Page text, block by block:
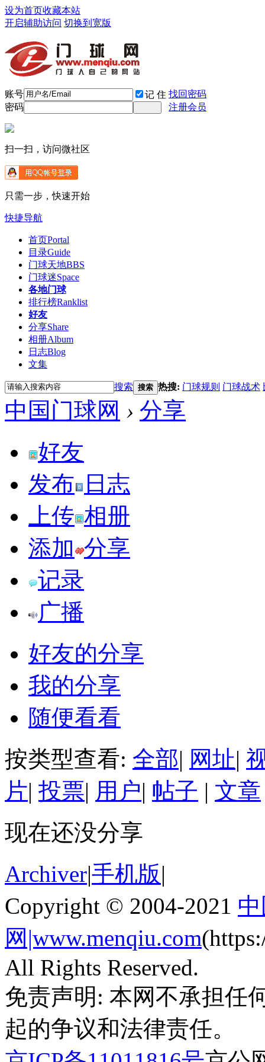
设为首页收藏本站
开启辅助访问 切换到宽版
账号 记 住 找回密码
密码
注册会员
扫一扫，访问微社区
只需一步，快速开始
快捷导航
首页Portal
目录Guide
门球天地BBS
门球迷Space
各地门球
排行榜Ranklist
好友
分享Share
相册Album
日志Blog
文集
搜索 搜索 热搜: 门球规则 门球战术
中国门球网 › 分享
好友
发布
日志
上传 相册
添加 分享
记录
广播
好友的分享
我的分享
随便看看
按类型查看: 全部| 网址|
片| 投票| 用户| 帖子 | 文章
现在还没分享
Archiver|手机版|
Copyright © 2004-2021
网|www.menqiu.com
All Rights Reserved.
免责声明: 本网不承担任
起的争议和法律责任。